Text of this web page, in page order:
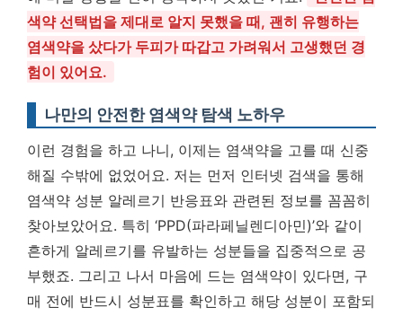
색약 선택법을 제대로 알지 못했을 때, 괜히 유행하는
염색약을 샀다가 두피가 따갑고 가려워서 고생했던 경
험이 있어요.
나만의 안전한 염색약 탐색 노하우
이런 경험을 하고 나니, 이제는 염색약을 고를 때 신중
해질 수밖에 없었어요. 저는 먼저 인터넷 검색을 통해
염색약 성분 알레르기 반응표와 관련된 정보를 꼼꼼히
찾아보았어요. 특히 ‘PPD(파라페닐렌디아민)’와 같이
흔하게 알레르기를 유발하는 성분들을 집중적으로 공
부했죠. 그리고 나서 마음에 드는 염색약이 있다면, 구
매 전에 반드시 성분표를 확인하고 해당 성분이 포함되